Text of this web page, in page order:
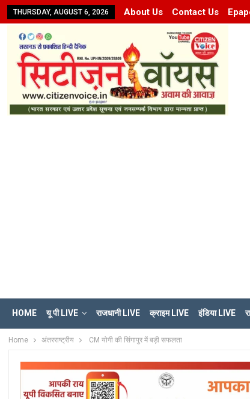
THURSDAY, AUGUST 6, 2026 About Us Contact Us
HOME यू पी LIVE राजधानी LIVE क्राइम LIVE इंडिया LIVE
Home अंतरराष्ट्रीय CM योगी की सिंगापुर में बड़ी सफलता